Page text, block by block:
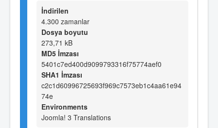
İndirilen
4.300 zamanlar
Dosya boyutu
273,71 kB
MD5 İmzası
5401c7ed400d9099793316f75774aef0
SHA1 İmzası
c2c1d60996725693f969c7573eb1c4aa61e94
74e
Environments
Joomla! 3 Translations